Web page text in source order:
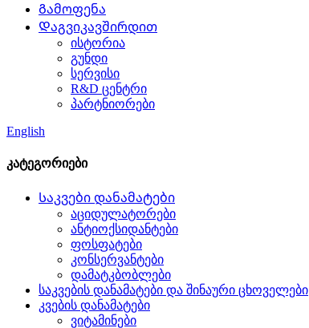
Გამოფენა
Დაგვიკავშირდით
ისტორია
გუნდი
სერვისი
R&D ცენტრი
პარტნიორები
English
კატეგორიები
Საკვები დანამატები
აციდულატორები
ანტიოქსიდანტები
ფოსფატები
კონსერვანტები
დამატკბობლები
საკვების დანამატები და შინაური ცხოველები
კვების დანამატები
ვიტამინები